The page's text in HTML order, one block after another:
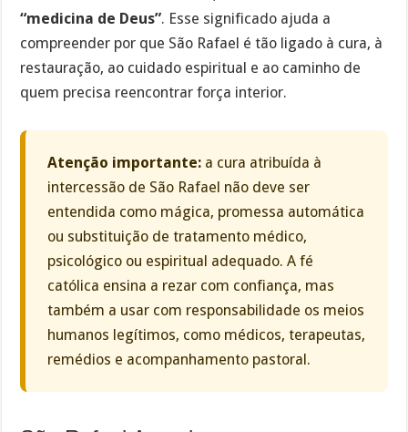
“medicina de Deus”. Esse significado ajuda a
compreender por que São Rafael é tão ligado à cura, à
restauração, ao cuidado espiritual e ao caminho de
quem precisa reencontrar força interior.
Atenção importante: a cura atribuída à
intercessão de São Rafael não deve ser
entendida como mágica, promessa automática
ou substituição de tratamento médico,
psicológico ou espiritual adequado. A fé
católica ensina a rezar com confiança, mas
também a usar com responsabilidade os meios
humanos legítimos, como médicos, terapeutas,
remédios e acompanhamento pastoral.